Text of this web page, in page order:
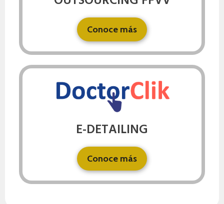
Conoce más
E-DETAILING
Conoce más